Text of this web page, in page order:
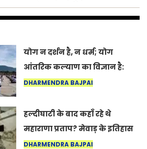
योग न दर्शन है, न धर्म; योग
आंतरिक कल्याण का विज्ञान है:
अंतरराष्ट्रीय योग दिवस 2026 पर
DHARMENDRA BAJPAI
हल्दीघाटी के बाद कहाँ रहे थे
महाराणा प्रताप? मेवाड़ के इतिहास
का वह अनकहा अध्याय जो आज भी
DHARMENDRA BAJPAI